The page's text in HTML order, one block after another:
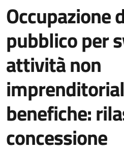
Occupazione
pubblico per
attività non
benefiche:
concessione